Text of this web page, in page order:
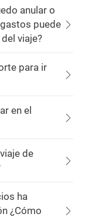
anular o
puede
viaje?
para ir
en el
de
ha
¿Cómo